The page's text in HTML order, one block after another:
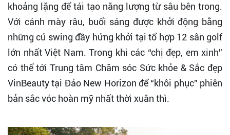
khoảng lặng để tái tạo năng lượng từ sâu bên trong.
Với cánh mày râu, buổi sáng được khởi động bằng
những cú swing đầy hứng khởi tại tổ hợp 12 sân golf
lớn nhất Việt Nam. Trong khi các “chị đẹp, em xinh”
có thể tới Trung tâm Chăm sóc Sức khỏe & Sắc đẹp
VinBeauty tại Đảo New Horizon để “khôi phục” phiên
bản sắc vóc hoàn mỹ nhất thời xuân thì.